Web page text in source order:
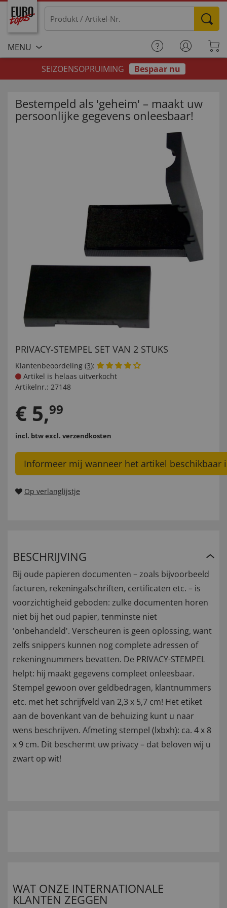
MENU
SEIZOENSOPRUIMING
Bespaar nu
Bestempeld als 'geheim' – maakt uw
persoonlijke gegevens onleesbaar!
PRIVACY-STEMPEL SET VAN 2 STUKS
Klantenbeoordeling (3):
Artikel is helaas uitverkocht
Artikelnr.: 27148
€ 5,99
incl. btwexcl. verzendkosten
Informeer mij wanneer het artikel beschikbaar
Op verlanglijstje
BESCHRIJVING
Bij oude papieren documenten – zoals bijvoorbeeld
facturen, rekeningafschriften, certificaten etc. – is
voorzichtigheid geboden: zulke documenten horen
niet bij het oud papier, tenminste niet
'onbehandeld'. Verscheuren is geen oplossing, want
zelfs snippers kunnen nog complete adressen of
rekeningnummers bevatten. De PRIVACY-STEMPEL
helpt: hij maakt gegevens compleet onleesbaar.
Stempel gewoon over geldbedragen, klantnummers
etc. met het schrijfveld van 2,3 x 5,7 cm! Het etiket
aan de bovenkant van de behuizing kunt u naar
wens beschrijven. Afmeting stempel (lxbxh): ca. 4 x 8
x 9 cm. Dit beschermt uw privacy – dat beloven wij u
zwart op wit!
WAT ONZE INTERNATIONALE
KLANTEN ZEGGEN